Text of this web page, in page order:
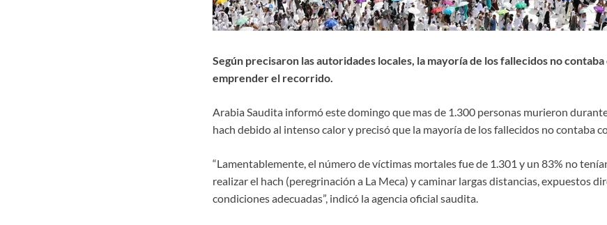
Según precisaron las autoridades locales, la mayoría de los fallecidos no
emprender el recorrido.
Arabia Saudita informó este domingo que mas de 1.300 personas murieron
hach debido al intenso calor y precisó que la mayoría de los fallecidos no contaba
“Lamentablemente, el número de víctimas mortales fue de 1.301 y un 83% no
realizar el hach (peregrinación a La Meca) y caminar largas distancias, expuestos
condiciones adecuadas”, indicó la agencia oficial saudita.